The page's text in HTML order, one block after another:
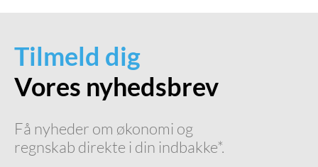
Tilmeld dig
Vores nyhedsbrev
Få nyheder om økonomi og
regnskab direkte i din indbakke*.